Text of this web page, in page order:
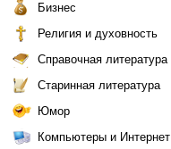
Бизнес
Религия и духовность
Справочная литература
Старинная литература
Юмор
Компьютеры и Интернет